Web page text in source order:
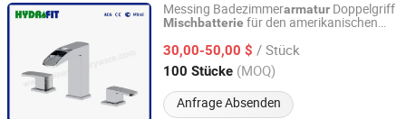
Messing Badezimmerarmatur Doppelgriff
Mischbatterie für den amerikanischen
Badewannenarmatur(AFT316-213C)
30,00-50,00 $ / Stück
100 Stücke (MOQ)
Anfrage Absenden
Ningbo Fit Sanitary Ware Co., Ltd.
Zhejiang, China Seit 2003